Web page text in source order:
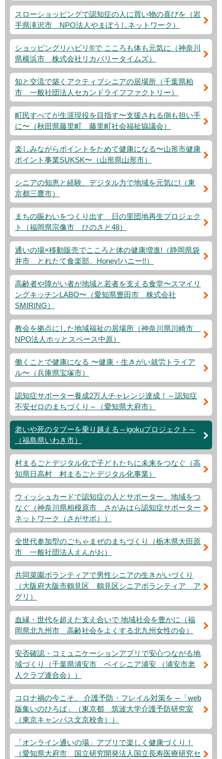
スローショッピングで認知症の人に買い物の喜びを（岩
手県滝沢市 NPO法人やまぼうしネットワーク）
ショッピングリハビリ®で こころも体も元気に（神奈川
県横浜市 株式会社リカバリータイムズ）
知と交流で築くアクティブシニアの居場所（千葉県柏
市 一般社団法人セカンドライフファクトリー）
町民すべてが生涯現役を目指す〜支援される側も担い手
に〜（秋田県藤里町 藤里町社会福祉協議会）
楽しみながらポイントをためて健康になる〜山形市健康
ポイント事業SUKSK〜（山形県山形市）
シニアの知恵と経験、デジタル力で地域を元気に!（東
京都三鷹市）
まちの賑わいをつくり出す 日の里団地再生プロジェク
ト（福岡県宗像市 ひのさと48）
通いの場×移動販売でこころと体の健康増進!（静岡県袋
井市 とれたて食楽部、Honey!ハニー!!）
高齢者や障がい者が地域と若者を支える食堂〜スマイリ
ングキッチンLABO〜（愛知県豊田市 株式会社
SMIRING）
教会を拠点にした地域福祉の居場所（神奈川県川崎市
NPO法人ホッとスペース中原）
働くことで健康になる 〜健康・生きがい就労トライア
ル〜（兵庫県宝塚市）
認知症サポーター養成2万人チャレンジ達成！～認知症
不安ゼロのまちづくり～（愛知県大府市）
老いや死のタブーを乗り越える～igokuプロジェクト～
（福島県いわき市）
村まるごとデジタル化で子どもたちに未来をつなぐ（高
知県日高村 村まるごとデジタル化事業）
ウィッシュカードで認知症の人とサポーター、地域をつ
なぐ（神奈川県相模原市 さがみはら認知症サポーター
ネットワーク（さがサポ））
全世代参加型のごちゃまぜのまちづくり（栃木県大田原
市 一般社団法人えんがお）
共同菜園ボランティアで男性シニアの生きがいづくり
（大阪府大阪市鶴見区 鶴見区シニアボランティア ア
グリ）
血縁・世代を超えた支え合いで 地域社会を豊かに（福
岡県北九州市 高齢社会をよくする北九州女性の会）
安否確認・コミュニケーションアプリで安心つながる地
域づくり（千葉県浦安市 ベイシニア浦安 （浦安市老
人クラブ連合会））
コロナ禍の今こそ、 介護予防・フレイル対策を ─「web
版集いのひろば」（東京都 筑波大学介護予防研究室
（東京キャンパス文京校舎））
「オンライン通いの場」アプリで楽しく健康づくり！
（愛知県大府市 国立研究開発法人国立長寿医療研究セ